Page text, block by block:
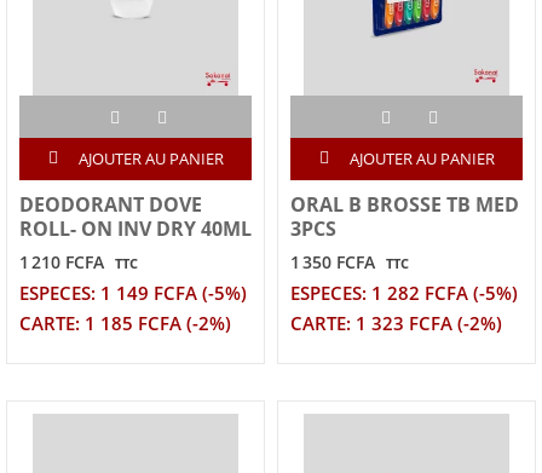
AJOUTER AU PANIER
DEODORANT DOVE
ROLL- ON INV DRY 40ML
1 210 FCFA TTC
ESPECES: 1 149 FCFA (-5%)
CARTE: 1 185 FCFA (-2%)
AJOUTER AU PANIER
ORAL B BROSSE TB MED
3PCS
1 350 FCFA TTC
ESPECES: 1 282 FCFA (-5%)
CARTE: 1 323 FCFA (-2%)